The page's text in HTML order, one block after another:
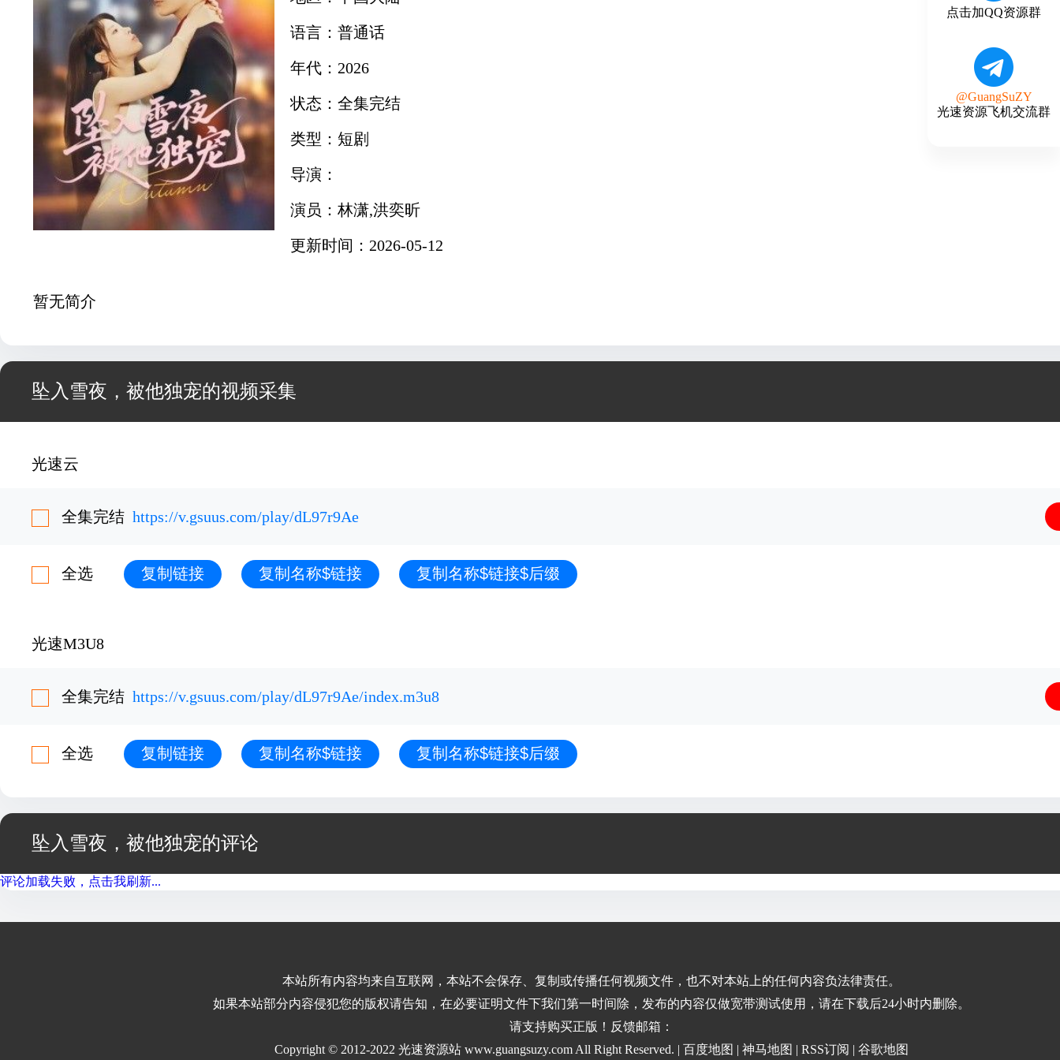
语言：普通话
年代：2026
状态：全集完结
类型：短剧
导演：
演员：林潇,洪奕昕
更新时间：2026-05-12
暂无简介
坠入雪夜，被他独宠的视频采集
光速云
全集完结 https://v.gsuus.com/play/dL97r9Ae
全选 复制链接 复制名称$链接 复制名称$链接$后缀
光速M3U8
全集完结 https://v.gsuus.com/play/dL97r9Ae/index.m3u8
全选 复制链接 复制名称$链接 复制名称$链接$后缀
坠入雪夜，被他独宠的评论
评论加载失败，点击我刷新...
点击加QQ资源群
@GuangSuZY
光速资源飞机交流群
本站所有内容均来自互联网，本站不会保存、复制或传播任何视频文件，也不对本站上的任何内容负法律责任。
如果本站部分内容侵犯您的版权请告知，在必要证明文件下我们第一时间除，发布的内容仅做宽带测试使用，请在下载后24小时内删除。
请支持购买正版！反馈邮箱：
Copyright © 2012-2022 光速资源站 www.guangsuzy.com All Right Reserved. | 百度地图 | 神马地图 | RSS订阅 | 谷歌地图